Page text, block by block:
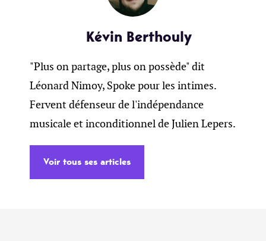
Kévin Berthouly
"Plus on partage, plus on possède" dit
Léonard Nimoy, Spoke pour les intimes.
Fervent défenseur de l'indépendance
musicale et inconditionnel de Julien Lepers.
Voir tous ses articles